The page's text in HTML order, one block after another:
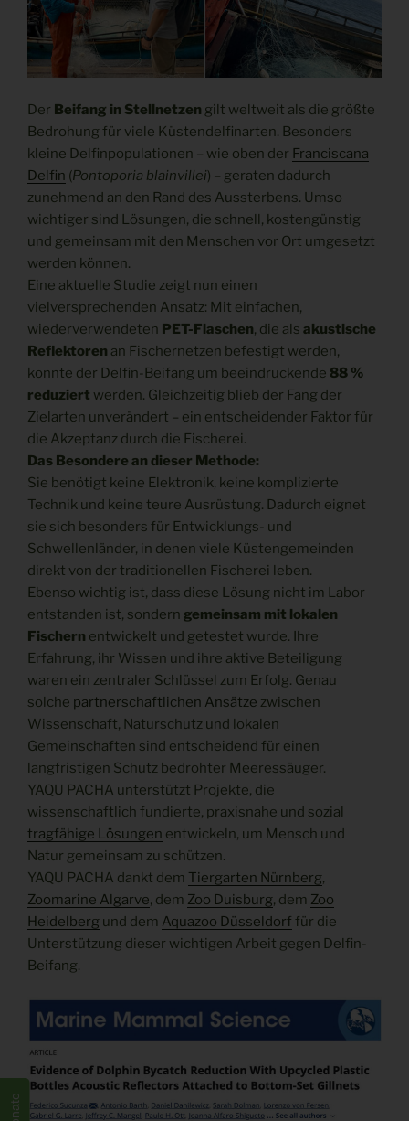
Der Beifang in Stellnetzen gilt weltweit als die größte
Bedrohung für viele Küstendelfinarten. Besonders
kleine Delfinpopulationen – wie oben der Franciscana
Delfin (Pontoporia blainvillei) – geraten dadurch
zunehmend an den Rand des Aussterbens. Umso
wichtiger sind Lösungen, die schnell, kostengünstig
und gemeinsam mit den Menschen vor Ort umgesetzt
werden können.
Eine aktuelle Studie zeigt nun einen
vielversprechenden Ansatz: Mit einfachen,
wiederverwendeten PET-Flaschen, die als akustische
Reflektoren an Fischernetzen befestigt werden,
konnte der Delfin-Beifang um beeindruckende 88 %
reduziert werden. Gleichzeitig blieb der Fang der
Zielarten unverändert – ein entscheidender Faktor für
die Akzeptanz durch die Fischerei.
Das Besondere an dieser Methode:
Sie benötigt keine Elektronik, keine komplizierte
Technik und keine teure Ausrüstung. Dadurch eignet
sie sich besonders für Entwicklungs- und
Schwellenländer, in denen viele Küstengemeinden
direkt von der traditionellen Fischerei leben.
Ebenso wichtig ist, dass diese Lösung nicht im Labor
entstanden ist, sondern gemeinsam mit lokalen
Fischern entwickelt und getestet wurde. Ihre
Erfahrung, ihr Wissen und ihre aktive Beteiligung
waren ein zentraler Schlüssel zum Erfolg. Genau
solche partnerschaftlichen Ansätze zwischen
Wissenschaft, Naturschutz und lokalen
Gemeinschaften sind entscheidend für einen
langfristigen Schutz bedrohter Meeressäuger.
YAQU PACHA unterstützt Projekte, die
wissenschaftlich fundierte, praxisnahe und sozial
tragfähige Lösungen entwickeln, um Mensch und
Natur gemeinsam zu schützen.
YAQU PACHA dankt dem Tiergarten Nürnberg,
Zoomarine Algarve, dem Zoo Duisburg, dem Zoo
Heidelberg und dem Aquazoo Düsseldorf für die
Unterstützung dieser wichtigen Arbeit gegen Delfin-
Beifang.